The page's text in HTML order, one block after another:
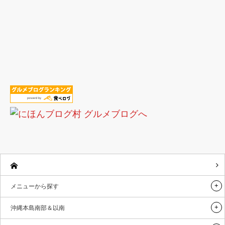
メニューから探す
沖縄本島南部＆以南